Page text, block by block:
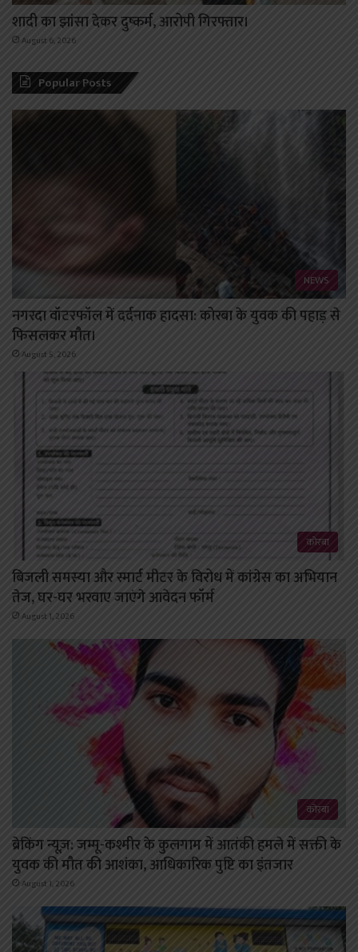
शादी का झांसा देकर दुष्कर्म, आरोपी गिरफ्तार।
August 6, 2026
Popular Posts
NEWS
नगरदा वॉटरफॉल में दर्दनाक हादसा: कोरबा के युवक की पहाड़ से
फिसलकर मौत।
August 5, 2026
कोरबा
बिजली समस्या और स्मार्ट मीटर के विरोध में कांग्रेस का अभियान
तेज, घर-घर भरवाए जाएंगे आवेदन फॉर्म
August 1, 2026
कोरबा
ब्रेकिंग न्यूज़: जम्मू-कश्मीर के कुलगाम में आतंकी हमले में सक्ती के
युवक की मौत की आशंका, आधिकारिक पुष्टि का इंतजार
August 1, 2026